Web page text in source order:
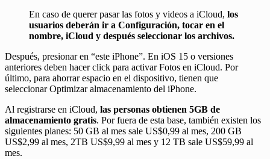
En caso de querer pasar las fotos y videos a iCloud, los
usuarios deberán ir a Configuración, tocar en el
nombre, iCloud y después seleccionar los archivos.
Después, presionar en “este iPhone”. En iOS 15 o versiones
anteriores deben hacer click para activar Fotos en iCloud. Por
último, para ahorrar espacio en el dispositivo, tienen que
seleccionar Optimizar almacenamiento del iPhone.
Al registrarse en iCloud, las personas obtienen 5GB de
almacenamiento gratis. Por fuera de esta base, también existen los
siguientes planes: 50 GB al mes sale US$0,99 al mes, 200 GB
US$2,99 al mes, 2TB US$9,99 al mes y 12 TB sale US$59,99 al
mes.